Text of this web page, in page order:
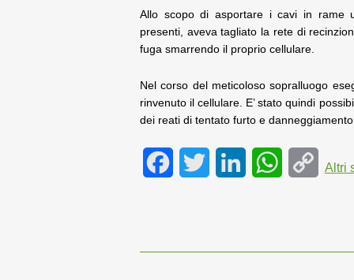
Allo scopo di asportare i cavi in rame
presenti, aveva tagliato la rete di
fuga smarrendo il proprio cellulare.
Nel corso del meticoloso sopralluogo
rinvenuto il cellulare. E’ stato quindi
dei reati di tentato furto e danneggiamento.
e t k t
C
y
Altri